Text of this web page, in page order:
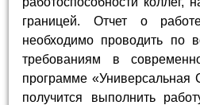
границей. Отчет о
необходимо проводить по
требованиям в
программе «Универсальная
получится выполнить